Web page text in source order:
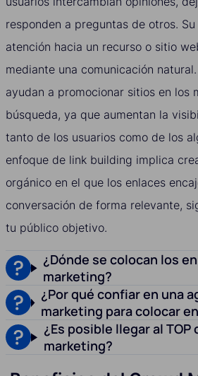
responden a preguntas de otros.
atención hacia un recurso o sitio
mediante una comunicación
ayudan a promocionar sitios en los
búsqueda, ya que aumentan la
tanto de los usuarios como de los
enfoque de link building implica
orgánico en el que los enlaces
conversación de forma relevante,
tu público objetivo.
¿Dónde se colocan los
marketing?
¿Por qué confiar en una
marketing para colocar
¿Es posible llegar al TOP
marketing?